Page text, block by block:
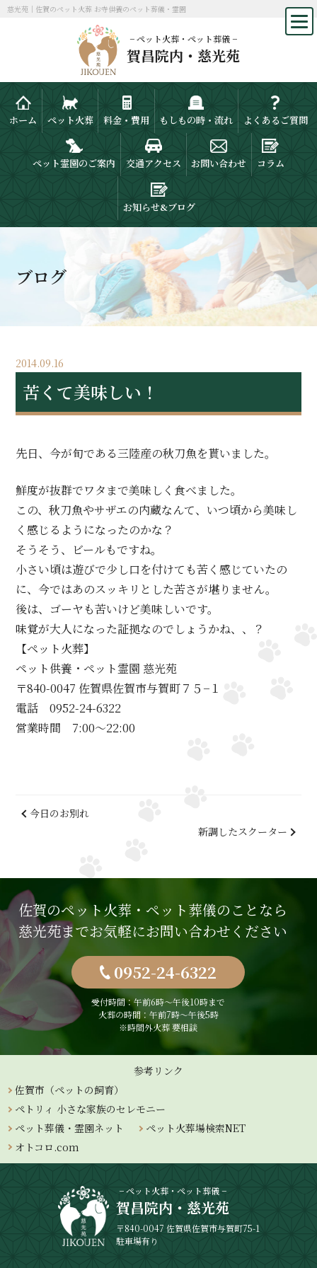
慈光苑｜佐賀のペット火葬 お寺供養のペット葬儀・霊園
− ペット火葬・ペット葬儀 −
賀昌院内・慈光苑
ホーム ペット火葬 料金・費用 もしもの時・流れ よくあるご質問
ペット霊園のご案内 交通アクセス お問い合わせ コラム
お知らせ&ブログ
ブログ
2014.09.16
苦くて美味しい！
先日、今が旬である三陸産の秋刀魚を貰いました。
鮮度が抜群でワタまで美味しく食べました。
この、秋刀魚やサザエの内蔵なんて、いつ頃から美味し
く感じるようになったのかな？
そうそう、ビールもですね。
小さい頃は遊びで少し口を付けても苦く感じていたの
に、今ではあのスッキリとした苦さが堪りません。
後は、ゴーヤも苦いけど美味しいです。
味覚が大人になった証拠なのでしょうかね、、？
【ペット火葬】
ペット供養・ペット霊園 慈光苑
〒840-0047 佐賀県佐賀市与賀町７５−１
電話 0952-24-6322
営業時間 7:00～22:00
今日のお別れ
新調したスクーター
佐賀のペット火葬・ペット葬儀のことなら
慈光苑までお気軽にお問い合わせください
0952-24-6322
受付時間：午前6時〜午後10時まで
火葬の時間：午前7時～午後5時
※時間外火葬 要相談
参考リンク
佐賀市（ペットの飼育）
ペトリィ 小さな家族のセレモニー
ペット葬儀・霊園ネット
ペット火葬場検索NET
オトコロ.com
− ペット火葬・ペット葬儀 −
賀昌院内・慈光苑
〒840-0047 佐賀県佐賀市与賀町75-1
駐車場有り